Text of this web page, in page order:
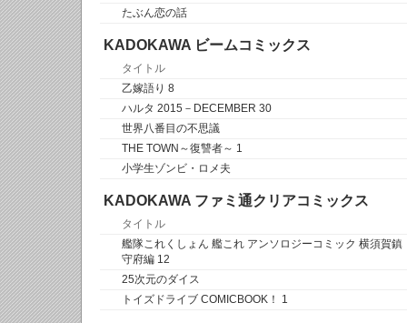
たぶん恋の話
KADOKAWA ビームコミックス
タイトル
乙嫁語り 8
ハルタ 2015－DECEMBER 30
世界八番目の不思議
THE TOWN～復讐者～ 1
小学生ゾンビ・ロメ夫
KADOKAWA ファミ通クリアコミックス
タイトル
艦隊これくしょん 艦これ アンソロジーコミック 横須賀鎮
守府編 12
25次元のダイス
トイズドライブ COMICBOOK！ 1